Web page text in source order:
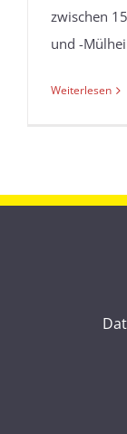
zwischen
und -
Weiterlesen